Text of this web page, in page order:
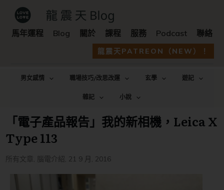
馬年運程 Blog 關於 課程 服務 Podcast 聯絡
龍震天PATREON（NEW）！
男女感情 職場技巧/改思改運 玄學
遊記
雜記
小說
「電子產品報告」我的新相機，Leica X
Type 113
所有文章 , 腦電介紹, 21 9 月, 2016